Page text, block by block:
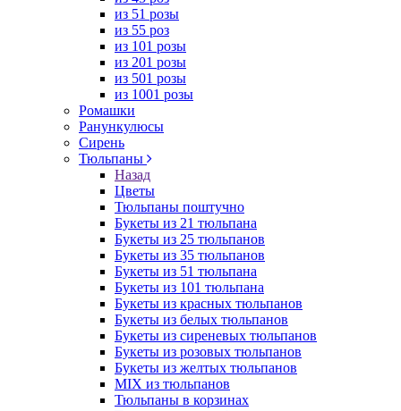
из 51 розы
из 55 роз
из 101 розы
из 201 розы
из 501 розы
из 1001 розы
Ромашки
Ранункулюсы
Сирень
Тюльпаны
Назад
Цветы
Тюльпаны поштучно
Букеты из 21 тюльпана
Букеты из 25 тюльпанов
Букеты из 35 тюльпанов
Букеты из 51 тюльпана
Букеты из 101 тюльпана
Букеты из красных тюльпанов
Букеты из белых тюльпанов
Букеты из сиреневых тюльпанов
Букеты из розовых тюльпанов
Букеты из желтых тюльпанов
MIX из тюльпанов
Тюльпаны в корзинах